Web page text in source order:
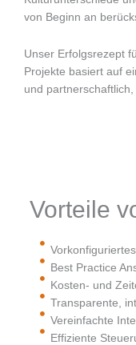
von Beginn an
Unser Erfolgsrezept
Projekte basiert auf
und
Vorteile
Best Practice
Kosten- und
Transparente,
Vereinfachte
Effiziente